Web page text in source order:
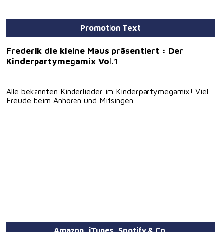
Promotion Text
Frederik die kleine Maus präsentiert : Der
Kinderpartymegamix Vol.1
Alle bekannten Kinderlieder im Kinderpartymegamix! Viel
Freude beim Anhören und Mitsingen
Amazon, iTunes, Spotify & Co.